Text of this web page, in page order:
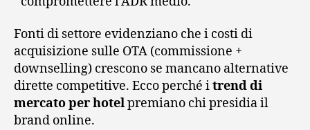
Fonti di settore evidenziano che i costi di
acquisizione sulle OTA (commissione +
downselling) crescono se mancano alternative
dirette competitive. Ecco perché itrend di
mercato per hotelpremiano chi presidia il
brand online.